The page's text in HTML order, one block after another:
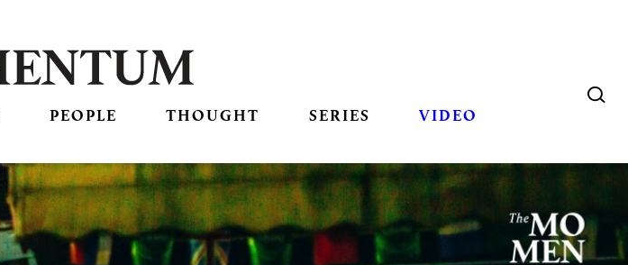
PEOPLE THOUGHT SERIES VIDEO